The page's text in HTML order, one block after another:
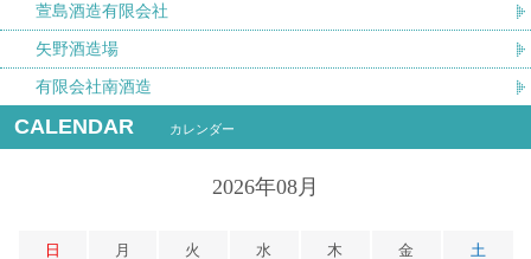
萱島酒造有限会社
矢野酒造場
有限会社南酒造
CALENDAR カレンダー
2026年08月
日 月 火 水 木 金 土